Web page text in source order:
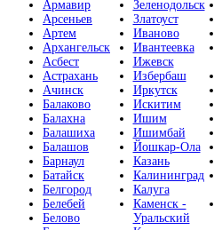
Армавир
Арсеньев
Артем
Архангельск
Асбест
Астрахань
Ачинск
Балаково
Балахна
Балашиха
Балашов
Барнаул
Батайск
Белгород
Белебей
Белово
Зеленодольск
Златоуст
Иваново
Ивантеевка
Ижевск
Избербаш
Иркутск
Искитим
Ишим
Ишимбай
Йошкар-Ола
Казань
Калининград
Калуга
Каменск -
Уральский